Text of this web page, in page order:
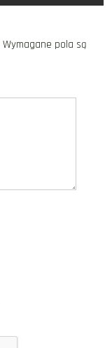
Wymagane pola są